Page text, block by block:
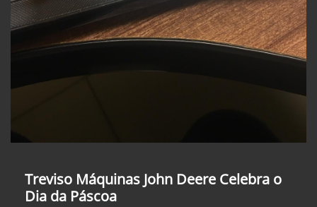
Treviso Máquinas John Deere Celebra o
Dia da Páscoa